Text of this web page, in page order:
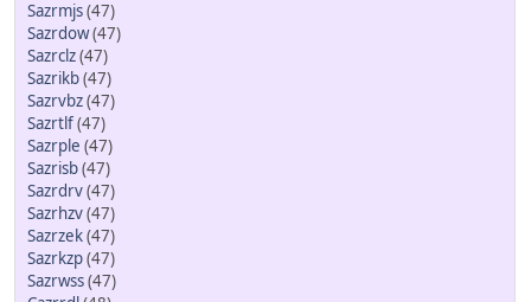
Sazrmjs(47)
Sazrdow(47)
Sazrclz(47)
Sazrikb(47)
Sazrvbz(47)
Sazrtlf(47)
Sazrple (47)
Sazrisb(47)
Sazrdrv(47)
Sazrhzv(47)
Sazrzek(47)
Sazrkzp(47)
Sazrwss(47)